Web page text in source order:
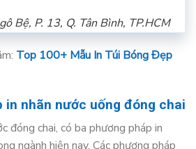
Bệ, P. 13, Q. Tân Bình, TP.HCM
Top 100+ Mẫu In Túi Bóng Đẹp
in nhãn nước uống đóng chai
đóng chai, có ba phương pháp in
ngành hiện nay. Các phương pháp